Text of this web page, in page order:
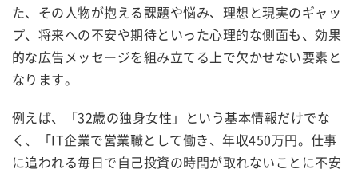
た、その人物が抱える課題や悩み、理想と現実のギャッ
プ、将来への不安や期待といった心理的な側面も、効果
的な広告メッセージを組み立てる上で欠かせない要素と
なります。
例えば、「32歳の独身女性」という基本情報だけでな
く、「IT企業で営業職として働き、年収450万円。仕事
に追われる毎日で自己投資の時間が取れないことに不安